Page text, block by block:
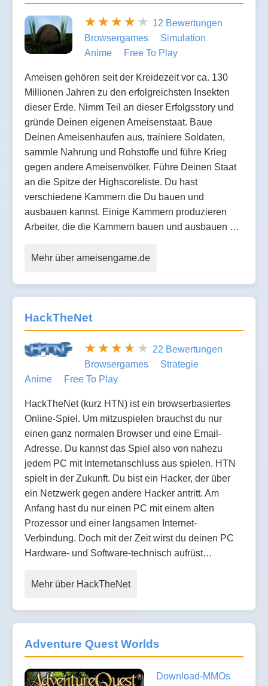
12 Bewertungen
Browsergames
Simulation
Anime
Free To Play
Ameisen gehören seit der Kreidezeit vor ca. 130
Millionen Jahren zu den erfolgreichsten Insekten
dieser Erde. Nimm Teil an dieser Erfolgsstory und
gründe Deinen eigenen Ameisenstaat. Baue
Deinen Ameisenhaufen aus, trainiere Soldaten,
sammle Nahrung und Rohstoffe und führe Krieg
gegen andere Ameisenvölker. Führe Deinen Staat
an die Spitze der Highscoreliste. Du hast
verschiedene Kammern die Du bauen und
ausbauen kannst. Einige Kammern produzieren
Arbeiter, die die Kammern bauen und ausbauen …
Mehr über ameisengame.de
HackTheNet
22 Bewertungen
Browsergames
Strategie
Anime
Free To Play
HackTheNet (kurz HTN) ist ein browserbasiertes
Online-Spiel. Um mitzuspielen brauchst du nur
einen ganz normalen Browser und eine Email-
Adresse. Du kannst das Spiel also von nahezu
jedem PC mit Internetanschluss aus spielen. HTN
spielt in der Zukunft. Du bist ein Hacker, der über
ein Netzwerk gegen andere Hacker antritt. Am
Anfang hast du nur einen PC mit einem alten
Prozessor und einer langsamen Internet-
Verbindung. Doch mit der Zeit wirst du deinen PC
Hardware- und Software-technisch aufrüst…
Mehr über HackTheNet
Adventure Quest Worlds
Download-MMOs